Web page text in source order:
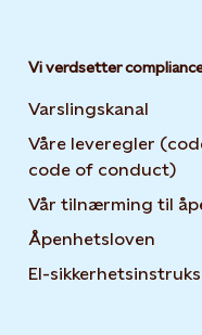
Vi verdsetter
Varslingskanal
Våre leveregler
code of conduct)
Vår tilnærming til
Åpenhetsloven
El-